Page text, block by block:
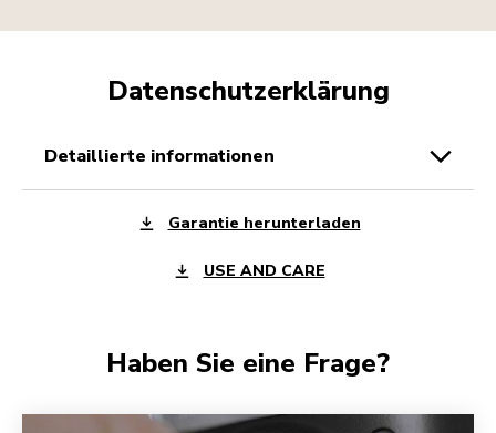
Datenschutzerklärung
detaillierte informationen
Garantie herunterladen
USE AND CARE
Haben Sie eine Frage?